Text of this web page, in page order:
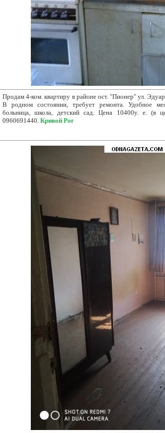
Продам 4-ком. квартиру в районеост. "Пионер" ул.
В родном состоянии, требует ремонта. Удобное
больница, школа, детский сад. Цена 10400у. е. (в
0960691440. Кривой Рог